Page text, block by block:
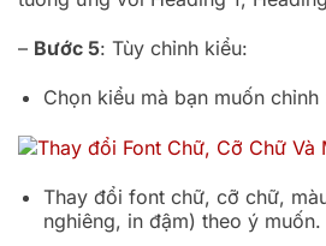
– Bước 5: Tùy chỉnh kiểu:
Chọn kiểu mà bạn muốn chỉnh
Thay đổi font chữ, cỡ chữ,
nghiêng, in đậm) theo ý muốn.